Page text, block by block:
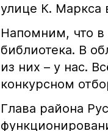
улице К. Маркса
Напомним, что в
библиотека. В
из них – у нас.
конкурсном
Глава района